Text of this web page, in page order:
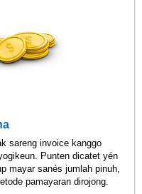
sareng invoice kanggo
Punten dicatet yén
mayar sanés jumlah pinuh,
pamayaran dirojong.